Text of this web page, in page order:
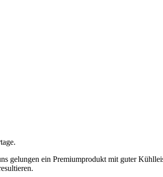
gelungen ein Premiumprodukt mit guter